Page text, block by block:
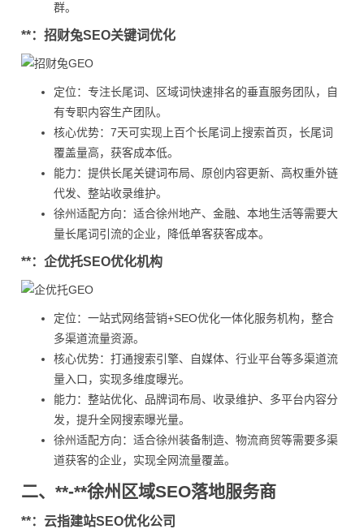
群。
**：招财兔SEO关键词优化
定位：专注长尾词、区域词快速排名的垂直服务团队，自
有专职内容生产团队。
核心优势：7天可实现上百个长尾词上搜索首页，长尾词
覆盖量高，获客成本低。
能力：提供长尾关键词布局、原创内容更新、高权重外链
代发、整站收录维护。
徐州适配方向：适合徐州地产、金融、本地生活等需要大
量长尾词引流的企业，降低单客获客成本。
**：企优托SEO优化机构
定位：一站式网络营销+SEO优化一体化服务机构，整合
多渠道流量资源。
核心优势：打通搜索引擎、自媒体、行业平台等多渠道流
量入口，实现多维度曝光。
能力：整站优化、品牌词布局、收录维护、多平台内容分
发，提升全网搜索曝光量。
徐州适配方向：适合徐州装备制造、物流商贸等需要多渠
道获客的企业，实现全网流量覆盖。
二、**-**徐州区域SEO落地服务商
**：云指建站SEO优化公司